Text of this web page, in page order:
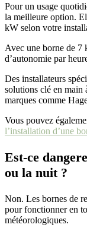
Pour un usage
la meilleure option.
kW selon votre
Avec une borne de 7
d’autonomie par
Des installateurs
solutions clé en main
marques comme
Vous pouvez
l’installation d’une
Est-ce
ou la nuit ?
Non. Les bornes de
pour fonctionner en
météorologiques.